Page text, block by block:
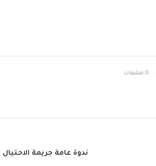
0 تعليقات
ندوة عامة جريمة